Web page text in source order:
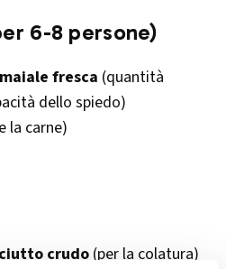
6-8 persone)
fresca (quantità
dello spiedo)
la carne)
crudo (per la colatura)